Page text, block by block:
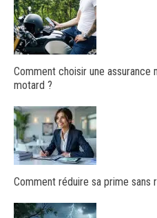
Comment choisir une
motard ?
Comment réduire sa prime sans